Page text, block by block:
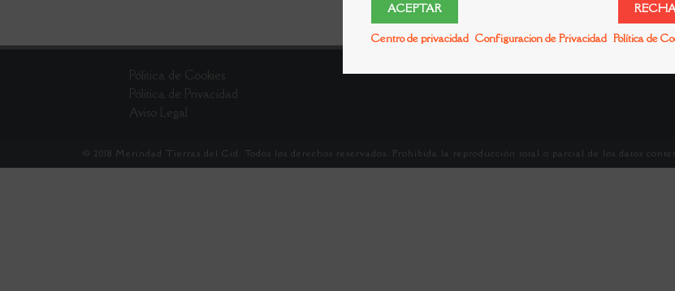
Pólitica de Cookies
Pólitica de Privacidad
Aviso Legal
© 2018 Merindad Tierras del Cid. Todos los derechos reservados. Prohibida la reproducción total o parcial de los datos
ACEPTAR
Centro de privacidad Configuracion de Privacidad Política de